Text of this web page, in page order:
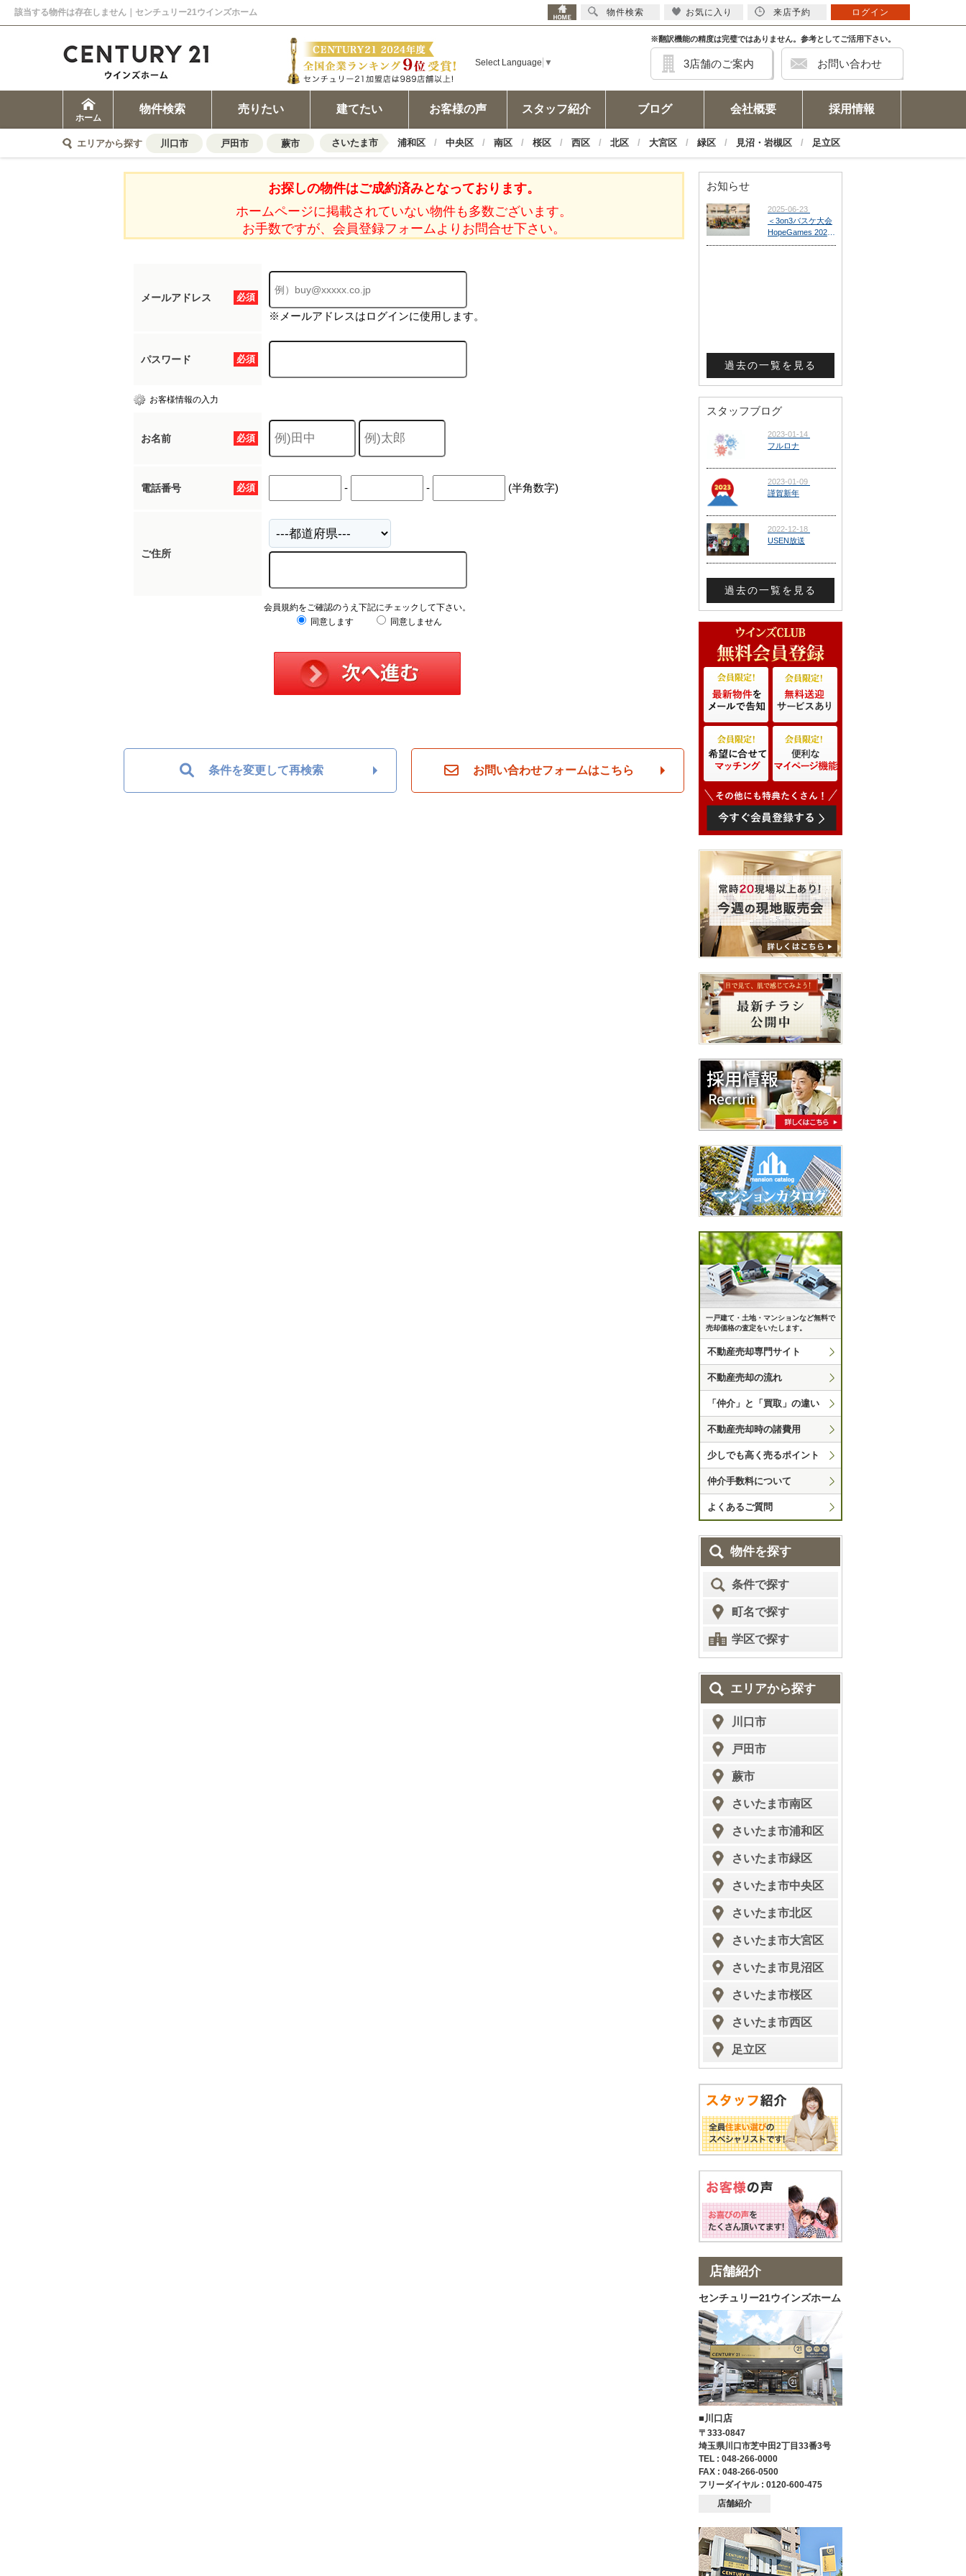
該当する物件は存在しません｜センチュリー21ウインズホーム
Select Language ▼
※翻訳機能の精度は完璧ではありません。参考としてご活用下さい。
3店舗のご案内 お問い合わせ
ホーム
物件検索 売りたい 建てたい お客様の声 スタッフ紹介 ブログ 会社概要 採用情報
エリアから探す 川口市 戸田市 蕨市 さいたま市 浦和区 中央区 南区 桜区 西区 北区 大宮区 緑区 見沼・岩槻区 足立区
お探しの物件はご成約済みとなっております。
ホームページに掲載されていない物件も多数ございます。
お手数ですが、会員登録フォームよりお問合せ下さい。
必須
メールアドレス
※メールアドレスはログインに使用します。
必須
パスワード
お客様情報の入力
必須
お名前
必須
電話番号 - - (半角数字)
ご住所
会員規約をご確認のうえ下記にチェックして下さい。
同意します
同意しません
条件を変更して再検索 お問い合わせフォームはこちら
お知らせ
過去の一覧を見る
スタッフブログ
過去の一覧を見る
一戸建て・土地・マンションなど無料で
売却価格の査定をいたします。
不動産売却専門サイト
不動産売却の流れ
「仲介」と「買取」の違い
不動産売却時の諸費用
少しでも高く売るポイント
仲介手数料について
よくあるご質問
物件を探す
条件で探す
町名で探す
学区で探す
エリアから探す
川口市
戸田市
蕨市
さいたま市南区
さいたま市浦和区
さいたま市緑区
さいたま市中央区
さいたま市北区
さいたま市大宮区
さいたま市見沼区
さいたま市桜区
さいたま市西区
足立区
店舗紹介
センチュリー21ウインズホーム
■川口店
〒333-0847
埼玉県川口市芝中田2丁目33番3号
TEL : 048-266-0000
FAX : 048-266-0500
フリーダイヤル : 0120-600-475
店舗紹介
物件検索 お気に入り 来店予約 ログイン